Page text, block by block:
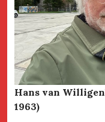
Hans van
1963)